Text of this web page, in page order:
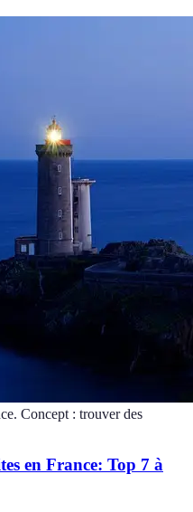
Concept : trouver des
en France: Top 7 à